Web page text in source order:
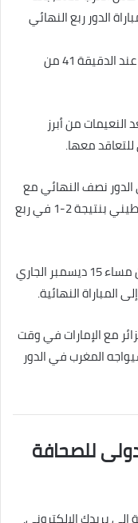
العراقي بنتيجة 1-0 في مباراة الدور ربع النهائي
وسجل علي علوان عيد هدف المباراة الوحيد عند الدقيقة 41 من
النعيمات من أبرز
معها.
الدور نصف النهائي مع
المنتخب السعودي الذي تجاوز نظيره الفلسطيني بنتيجة 2-1 في ربع
ومن المقرر أن تقام مباراة السعودية والأردن مساء 15 ديسمبر الجاري
المباراة النهائية.
مع الإمارات في وقت
المغرب في الدور
للصحافة